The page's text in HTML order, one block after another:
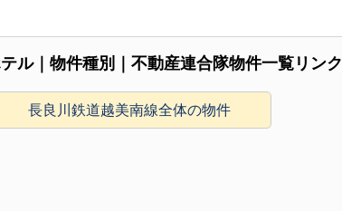
ル｜物件種別｜不動産連合隊物件一覧リンク
長良川鉄道越美南線全体の物件